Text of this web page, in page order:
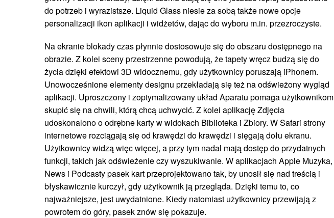
do potrzeb i wyrazistsze. Liquid Glass niesie za sobą także nowe opcje
personalizacji ikon aplikacji i widżetów, dając do wyboru m.in. przezroczyste.
Na ekranie blokady czas płynnie dostosowuje się do obszaru dostępnego na
obrazie. Z kolei sceny przestrzenne powodują, że tapety wręcz budzą się do
życia dzięki efektowi 3D widocznemu, gdy użytkownicy poruszają iPhonem.
Unowocześnione elementy designu przekładają się też na odświeżony wygląd
aplikacji. Uproszczony i zoptymalizowany układ Aparatu pomaga użytkownikom
skupić się na chwili, którą chcą uchwycić. Z kolei aplikację Zdjęcia
udoskonalono o odrębne karty w widokach Biblioteka i Zbiory. W Safari strony
internetowe rozciągają się od krawędzi do krawędzi i sięgają dołu ekranu.
Użytkownicy widzą więc więcej, a przy tym nadal mają dostęp do przydatnych
funkcji, takich jak odświeżenie czy wyszukiwanie. W aplikacjach Apple Muzyka,
News i Podcasty pasek kart przeprojektowano tak, by unosił się nad treścią i
błyskawicznie kurczył, gdy użytkownik ją przegląda. Dzięki temu to, co
najważniejsze, jest uwydatnione. Kiedy natomiast użytkownicy przewijają z
powrotem do góry, pasek znów się pokazuje.